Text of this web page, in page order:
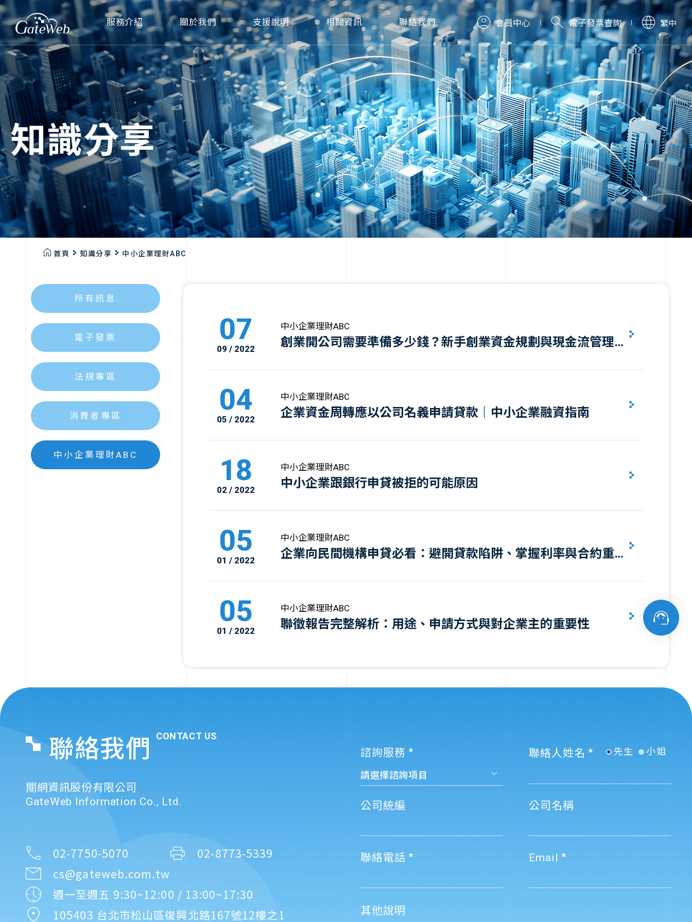
服務介紹 關於我們 支援說明 相關資訊 聯絡我們 會員中心 電子發票查詢 繁中
知識分享
首頁 知識分享 中小企業理財ABC
所有訊息
電子發票
法規專區
消費者專區
中小企業理財ABC
07
09 / 2022
中小企業理財ABC
創業開公司需要準備多少錢？新手創業資金規劃與現金流管理
04
05 / 2022
中小企業理財ABC
企業資金周轉應以公司名義申請貸款｜中小企業融資指南
18
02 / 2022
中小企業理財ABC
中小企業跟銀行申貸被拒的可能原因
05
01 / 2022
中小企業理財ABC
企業向民間機構申貸必看：避開貸款陷阱、掌握利率與合約重
05
01 / 2022
中小企業理財ABC
聯徵報告完整解析：用途、申請方式與對企業主的重要性
聯絡我們 CONTACT US
關網資訊股份有限公司
GateWeb Information Co., Ltd.
02-7750-5070
02-8773-5339
cs@gateweb.com.tw
週一至週五 9:30~12:00 / 13:00~17:30
105403 台北市松山區復興北路167號12樓之1
諮詢服務 聯絡人姓名 先生 小姐
公司統編 公司名稱
聯絡電話 Email
其他說明